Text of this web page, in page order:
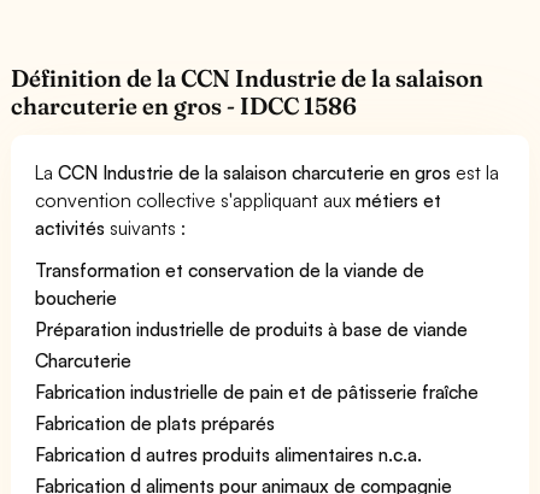
Définition de la CCN Industrie de la salaison
charcuterie en gros - IDCC 1586
LaCCN Industrie de la salaison charcuterie en gros est la
convention collective s'appliquant auxmétiers et
activités suivants :
Transformation et conservation de la viande de
boucherie
Préparation industrielle de produits à base de viande
Charcuterie
Fabrication industrielle de pain et de pâtisserie fraîche
Fabrication de plats préparés
Fabrication d autres produits alimentaires n.c.a.
Fabrication d aliments pour animaux de compagnie